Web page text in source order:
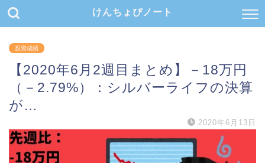
けんちょぴノート
投資成績
【2020年6月2週目まとめ】－18万円
（－2.79%）：シルバーライフの決算
が…
2020年6月13日